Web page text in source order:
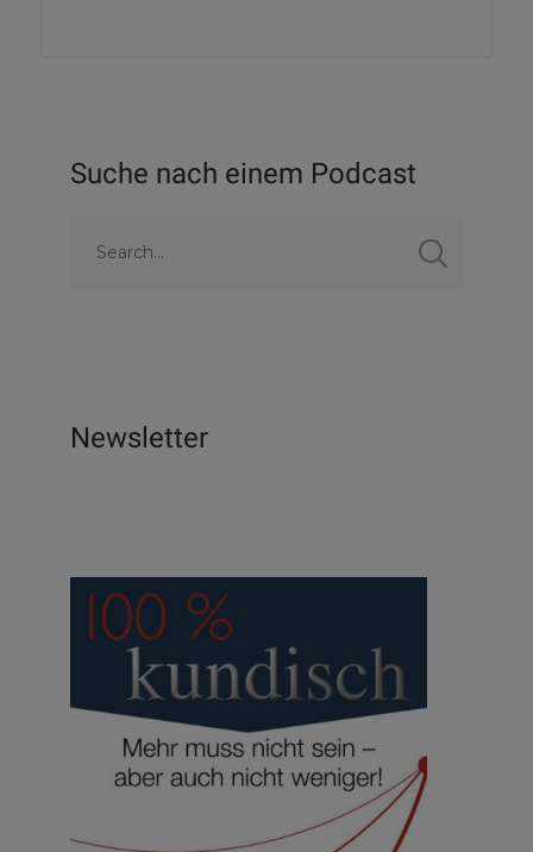
Suche nach einem Podcast
Newsletter